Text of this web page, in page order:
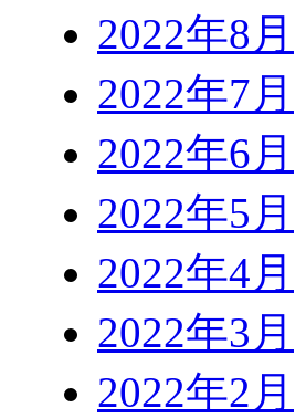
2022年8月
2022年7月
2022年6月
2022年5月
2022年4月
2022年3月
2022年2月